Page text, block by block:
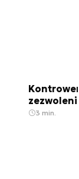
3 min.